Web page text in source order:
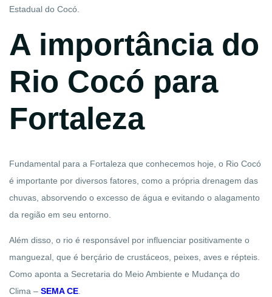
Estadual do Cocó.
A importância do
Rio Cocó para
Fortaleza
Fundamental para a Fortaleza que conhecemos hoje, o Rio Cocó
é importante por diversos fatores, como a própria drenagem das
chuvas, absorvendo o excesso de água e evitando o alagamento
da região em seu entorno.
Além disso, o rio é responsável por influenciar positivamente o
manguezal, que é berçário de crustáceos, peixes, aves e répteis.
Como aponta a Secretaria do Meio Ambiente e Mudança do
Clima – SEMA CE.